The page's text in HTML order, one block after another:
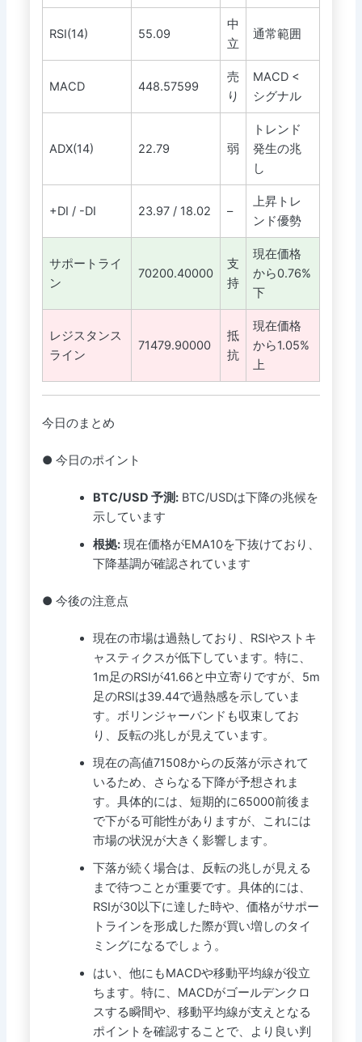
RSI(14) 55.09
中
立
通常範囲
MACD 448.57599
売
り
MACD <
シグナル
ADX(14) 22.79 弱
トレンド
発生の兆
し
+DI / -DI 23.97 / 18.02 –
上昇トレ
ンド優勢
サポートライ
ン
70200.40000
支
持
現在価格
から0.76%
下
レジスタンス
ライン
71479.90000
抵
抗
現在価格
から1.05%
上
今日のまとめ
● 今日のポイント
BTC/USD 予測: BTC/USDは下降の兆候を
示しています
根拠: 現在価格がEMA10を下抜けており、
下降基調が確認されています
● 今後の注意点
現在の市場は過熱しており、RSIやストキ
ャスティクスが低下しています。特に、
1m足のRSIが41.66と中立寄りですが、5m
足のRSIは39.44で過熱感を示していま
す。ボリンジャーバンドも収束してお
り、反転の兆しが見えています。
現在の高値71508からの反落が示されて
いるため、さらなる下降が予想されま
す。具体的には、短期的に65000前後ま
で下がる可能性がありますが、これには
市場の状況が大きく影響します。
下落が続く場合は、反転の兆しが見える
まで待つことが重要です。具体的には、
RSIが30以下に達した時や、価格がサポー
トラインを形成した際が買い増しのタイ
ミングになるでしょう。
はい、他にもMACDや移動平均線が役立
ちます。特に、MACDがゴールデンクロ
スする瞬間や、移動平均線が支えとなる
ポイントを確認することで、より良い判